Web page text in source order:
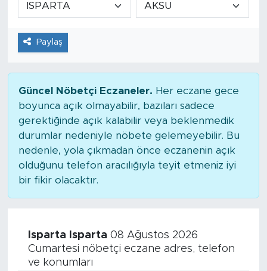
Paylaş
Güncel Nöbetçi Eczaneler. Her eczane gece
boyunca açık olmayabilir, bazıları sadece
gerektiğinde açık kalabilir veya beklenmedik
durumlar nedeniyle nöbete gelemeyebilir. Bu
nedenle, yola çıkmadan önce eczanenin açık
olduğunu telefon aracılığıyla teyit etmeniz iyi
bir fikir olacaktır.
Isparta Isparta 08 Ağustos 2026
Cumartesi nöbetçi eczane adres, telefon
ve konumları
Tarihçe
Resmi İlanlar
Foto Şaka
Politika